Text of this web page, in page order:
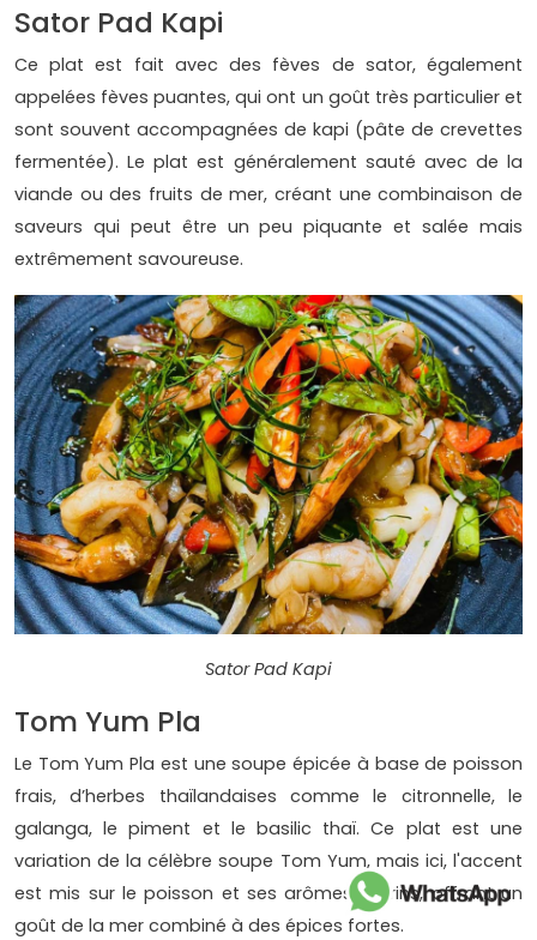
Sator Pad Kapi
Ce plat est fait avec des fèves de sator, également
appelées fèves puantes, qui ont un goût très particulier et
sont souvent accompagnées de kapi (pâte de crevettes
fermentée). Le plat est généralement sauté avec de la
viande ou des fruits de mer, créant une combinaison de
saveurs qui peut être un peu piquante et salée mais
extrêmement savoureuse.
Sator Pad Kapi
Tom Yum Pla
Le Tom Yum Pla est une soupe épicée à base de poisson
frais, d’herbes thaïlandaises comme le citronnelle, le
galanga, le piment et le basilic thaï. Ce plat est une
variation de la célèbre soupe Tom Yum, mais ici, l'accent
est mis sur le poisson et ses arômes marins, offrant un
goût de la mer combiné à des épices fortes.